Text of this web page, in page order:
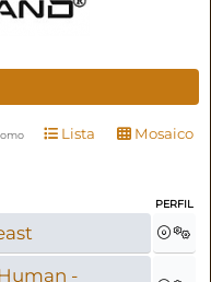
Lista Mosaico
PERFIL
-